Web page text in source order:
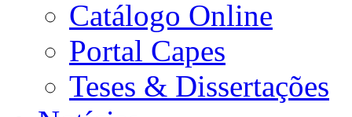
Catálogo Online
Portal Capes
Teses & Dissertações